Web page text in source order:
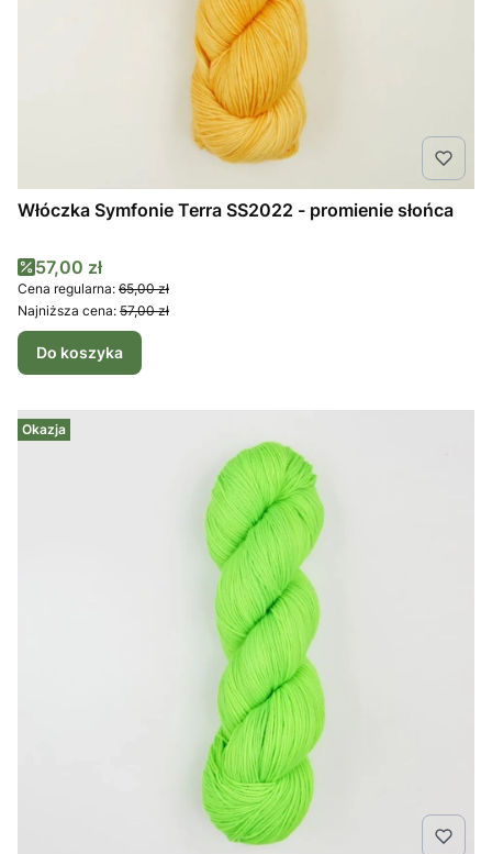
Włóczka Symfonie Terra SS2022 - promienie słońca
Cena promocyjna
57,00 zł
Cena regularna: 65,00 zł
Najniższa cena: 57,00 zł
Do koszyka
Okazja